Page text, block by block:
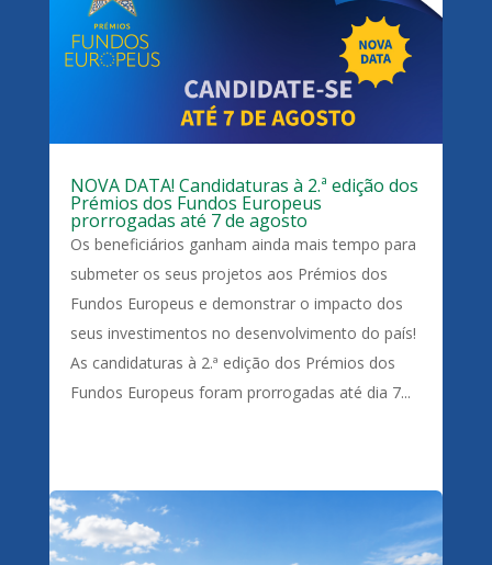
NOVA DATA! Candidaturas à 2.ª edição dos
Prémios dos Fundos Europeus
prorrogadas até 7 de agosto
Os beneficiários ganham ainda mais tempo para
submeter os seus projetos aos Prémios dos
Fundos Europeus e demonstrar o impacto dos
seus investimentos no desenvolvimento do país!
As candidaturas à 2.ª edição dos Prémios dos
Fundos Europeus foram prorrogadas até dia 7...